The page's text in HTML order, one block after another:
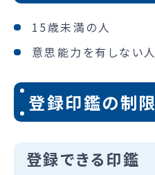
15歳未満の人
意思能力を有しない人
登録印鑑の制限
登録できる印鑑